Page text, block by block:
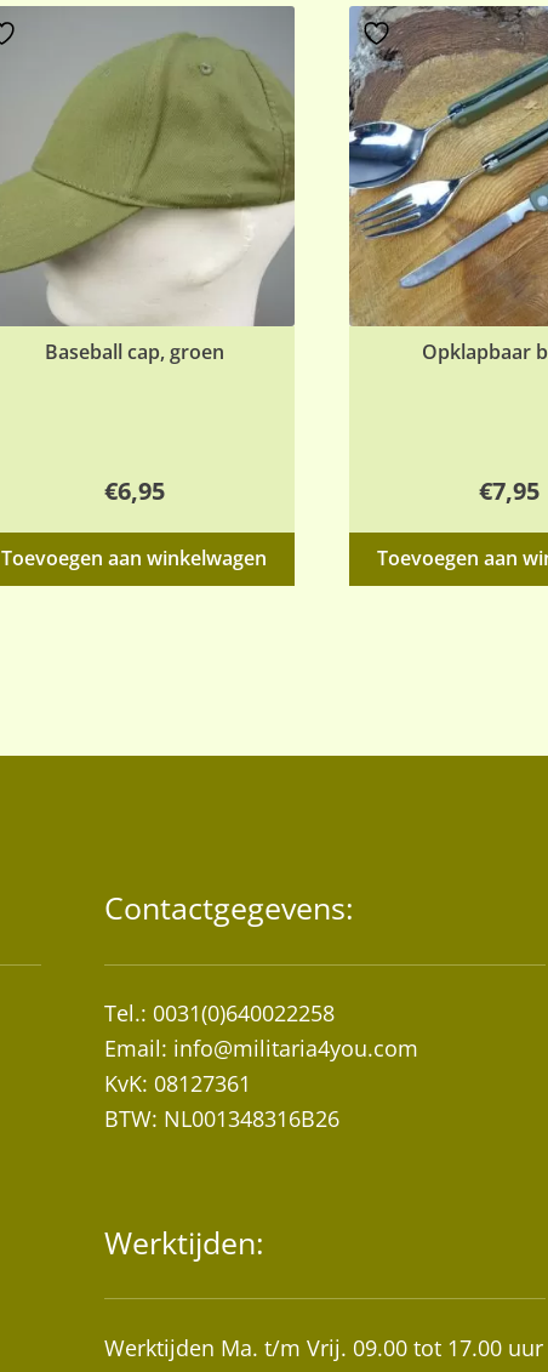
Baseball cap, groen
€6,95
Toevoegen aan winkelwagen
Opklapbaar
€7,95
Toevoegen aan
Contactgegevens:
Tel.: 0031(0)640022258
Email: info@militaria4you.com
KvK: 08127361
BTW: NL001348316B26
Werktijden:
Werktijden Ma. t/m Vrij. 09.00 tot 17.00 uur